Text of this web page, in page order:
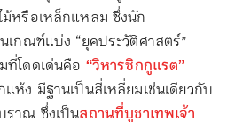
หรือเหล็กแหลม ซึ่งนัก
เกณฑ์แบ่ง “ยุคประวัติศาสตร์”
โดดเด่นคือ “วิหารซิกกูแรต”
ห้ง มีฐานเป็นสี่เหลี่ยมเช่นเดียวกับ
ราณ ซึ่งเป็นสถานที่บูชาเทพเจ้า